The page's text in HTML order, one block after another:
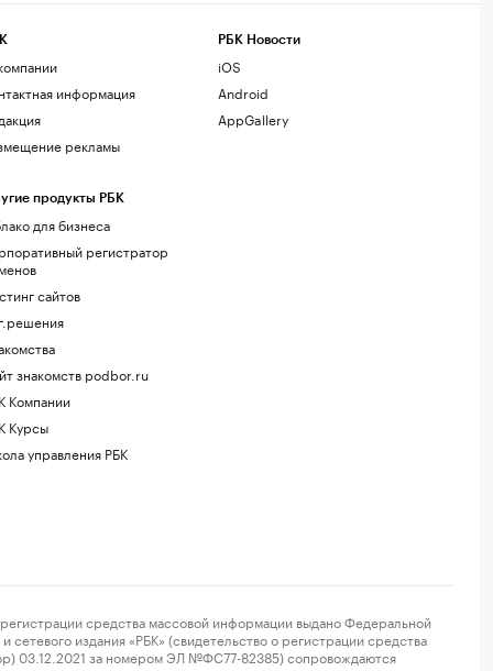
информация
рекламы
продукты РБК
для бизнеса
регистратор
сайтов
знакомств podbor.ru
Компании
Курсы
управления РБК
РБК Новости
iOS
Android
AppGallery
средства массовой информации выдано Федеральной
издания «РБК» (свидетельство о регистрации средства
03.12.2021 за номером ЭЛ №ФС77-82385) сопровождаются